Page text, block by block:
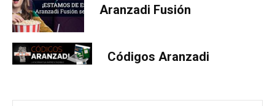
Aranzadi Fusión
Códigos Aranzadi